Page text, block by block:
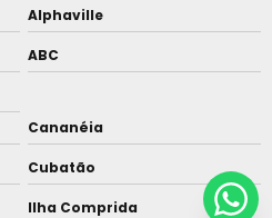
Alphaville
ABC
Cananéia
Cubatão
Ilha Comprida